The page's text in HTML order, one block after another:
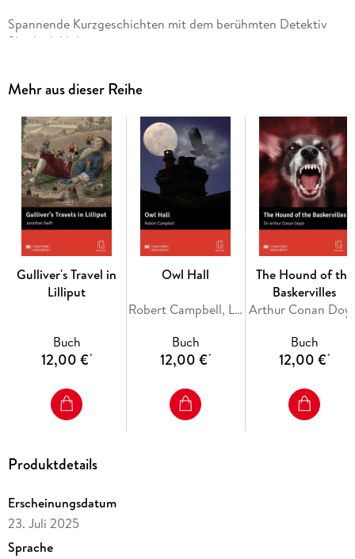
Spannende Kurzgeschichten mit dem berühmten Detektiv
Sherlock Holmes.
Mehr aus dieser Reihe
Gulliver's Travel in
Lilliput
Buch
12,00 €*
Owl Hall
Robert Campbell, Lindsay Clandfield
Buch
12,00 €*
The Hound of the
Baskervilles
Arthur Conan
Buch
12,00 €*
Produktdetails
Erscheinungsdatum
23. Juli 2025
Sprache